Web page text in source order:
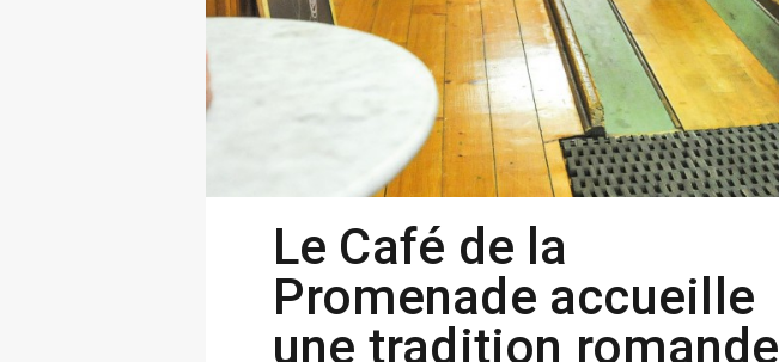
Le Café de la
Promenade accueille
une tradition romande